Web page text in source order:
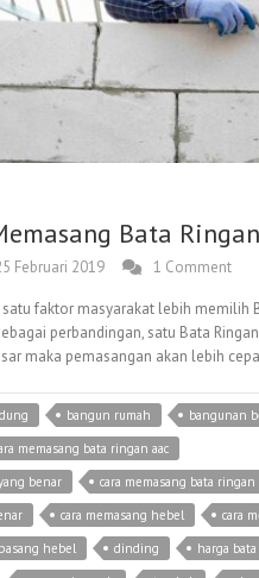
Bata
Februari 2019 1 Comment
faktor masyarakat lebih memilih
perbandingan, satu Bata
maka pemasangan akan lebih
bangun rumah
bangunan
memasang bata ringan aac
benar
cara memasang bata
cara memasang hebel
cara
hebel dinding
harga